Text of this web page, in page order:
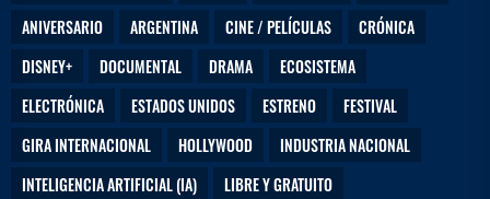
ANIVERSARIO
ARGENTINA CINE / PELÍCULAS
CRÓNICA
DISNEY+
DOCUMENTAL DRAMA
ECOSISTEMA
ELECTRÓNICA
ESTADOS UNIDOS ESTRENO
FESTIVAL
GIRA INTERNACIONAL
HOLLYWOOD
INDUSTRIA NACIONAL
INTELIGENCIA ARTIFICIAL (IA)
LIBRE Y GRATUITO